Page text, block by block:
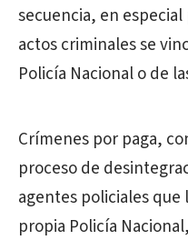
secuencia, en
actos criminales se
Policía Nacional o de
Crímenes por paga,
proceso de
agentes policiales que
propia Policía